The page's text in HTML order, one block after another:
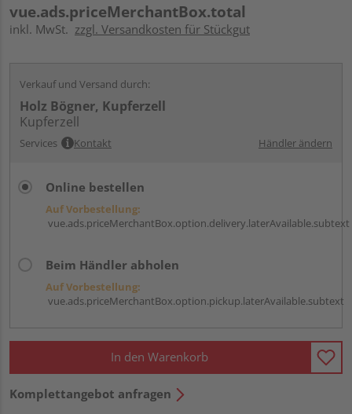
vue.ads.priceMerchantBox.total
inkl. MwSt. zzgl. Versandkosten für Stückgut
Verkauf und Versand durch:
Holz Bögner, Kupferzell
Kupferzell
Services Kontakt Händler ändern
Online bestellen
Auf Vorbestellung:
vue.ads.priceMerchantBox.option.delivery.laterAvailable.subtext
Beim Händler abholen
Auf Vorbestellung:
vue.ads.priceMerchantBox.option.pickup.laterAvailable.subtext
In den Warenkorb
Komplettangebot anfragen